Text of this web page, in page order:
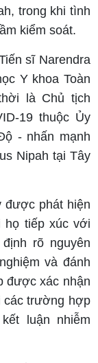
trong khi tình
kiểm soát.
sĩ Narendra
Y khoa Toàn
là Chủ tịch
19 thuộc Ủy
- nhấn mạnh
Nipah tại Tây
được phát hiện
họ tiếp xúc với
rõ nguyên
và đánh
được xác nhận
các trường hợp
luận nhiễm